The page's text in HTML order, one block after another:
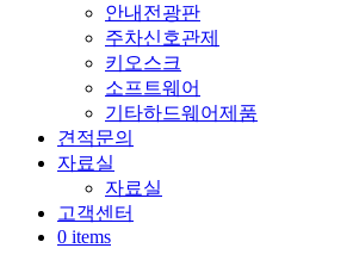
안내전광판
주차신호관제
키오스크
소프트웨어
기타하드웨어제품
견적문의
자료실
자료실
고객센터
0 items